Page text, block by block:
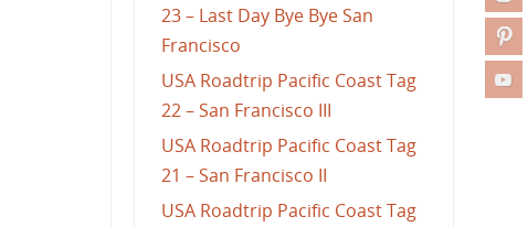
23 – Last Day Bye Bye San
Francisco
USA Roadtrip Pacific Coast Tag
22 – San Francisco III
USA Roadtrip Pacific Coast Tag
21 – San Francisco II
USA Roadtrip Pacific Coast Tag